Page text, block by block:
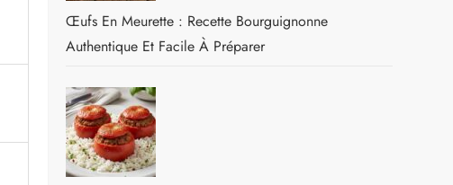
Œufs En Meurette : Recette Bourguignonne
Authentique Et Facile À Préparer